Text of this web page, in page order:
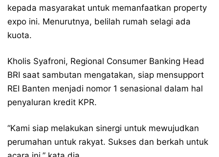
kepada masyarakat untuk memanfaatkan property
expo ini. Menurutnya, belilah rumah selagi ada
kuota.
Kholis Syafroni, Regional Consumer Banking Head
BRI saat sambutan mengatakan, siap mensupport
REI Banten menjadi nomor 1 senasional dalam hal
penyaluran kredit KPR.
“Kami siap melakukan sinergi untuk mewujudkan
perumahan untuk rakyat. Sukses dan berkah untuk